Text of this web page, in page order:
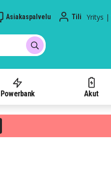
Asiakaspalvelu Tili Yritys |
Powerbank Akut